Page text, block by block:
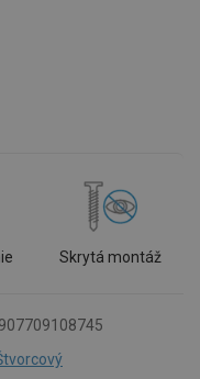
Skrytá montáž